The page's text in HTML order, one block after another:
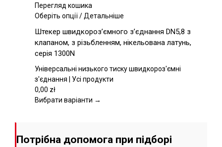
сторінці
товару
Перегляд кошика
Оберіть опціїЦей
має
кілька
Параметри
можна
на
/Детальніше
Штекер швидкороз’ємного з’єднання DN5,8 з
клапаном, з різьбленням, нікельована латунь,
серія 1300N
Універсальні низького тиску швидкороз'ємні
з'єднання | Усі продукти
0,00 zł
Вибрати варіанти →
Потрібна допомога при підборі